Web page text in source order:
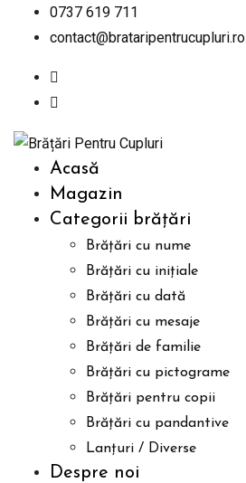
0737 619 711
contact@brataripentrucupluri.ro
Acasă
Magazin
Categorii brățări
Brățări cu nume
Brățări cu inițiale
Brățări cu dată
Brățări cu mesaje
Brățări de familie
Brățări cu pictograme
Brățări pentru copii
Brățări cu pandantive
Lanțuri / Diverse
Despre noi